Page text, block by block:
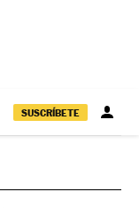
SUSCRÍBETE